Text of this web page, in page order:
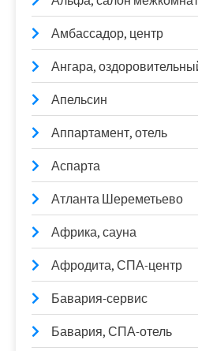
Амбассадор, центр
Ангара,
Апельсин
Аппартамент, отель
Аспарта
Атланта Шереметьево
Африка, сауна
Афродита, СПА-центр
Бавария-сервис
Бавария, СПА-отель